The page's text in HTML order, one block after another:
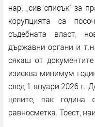
нар. „сив списък“ за
корупцията са
съдебната власт,
държавни органи и
сякаш от
изисква минимум
след 1 януари 2026 г.
целите, пак
равносметка. Тоест,